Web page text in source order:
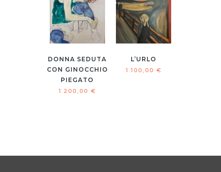
DONNA SEDUTA
CON GINOCCHIO
PIEGATO
1.200,00 €
L’URLO
1.100,00 €